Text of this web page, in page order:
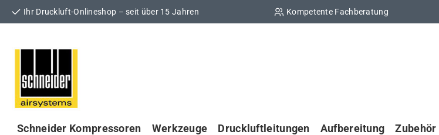
Hauptinhalt springen
Zur Suche springen
Zur Hauptnavigation springen
Ihr Druckluft-Onlineshop – seit über 15 Jahren Kompetente Fachberatung
Schneider Kompressoren Werkzeuge Druckluftleitungen Aufbereitung Zubehör